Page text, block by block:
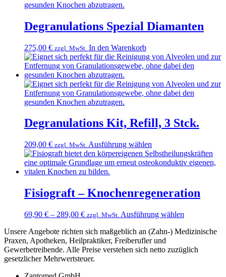
können
auf
gewählt
werden
Degranulations Spezial Diamanten
275,00 € zzgl. MwSt. In den Warenkorb
Degranulations Kit, Refill, 3 Stck.
209,00 € zzgl. MwSt. Ausführung wählen
Produkt
weist
Die
können
der
Produktseite
gewählt
Fisiograft – Knochenregeneration
69,90 € – 289,00 € zzgl. MwSt. Ausführung wählen
weist
Varianten
Unsere Angebote richten sich maßgeblich an (Zahn-) Medizinische
Praxen, Apotheken, Heilpraktiker, Freiberufler und
Gewerbetreibende. Alle Preise verstehen sich netto zuzüglich
gesetzlicher Mehrwertsteuer.